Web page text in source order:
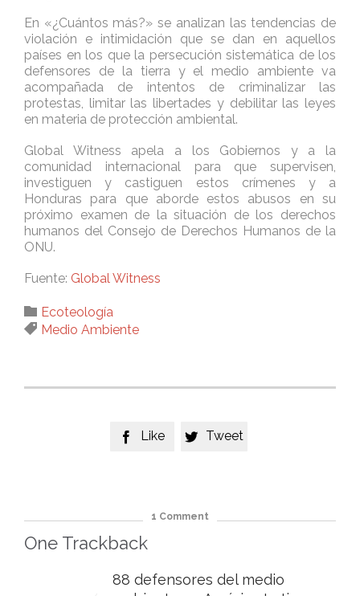
En «¿Cuántos más?» se analizan las tendencias de
violación e intimidación que se dan en aquellos
países en los que la persecución sistemática de los
defensores de la tierra y el medio ambiente va
acompañada de intentos de criminalizar las
protestas, limitar las libertades y debilitar las leyes
en materia de protección ambiental.
Global Witness apela a los Gobiernos y a la
comunidad internacional para que supervisen,
investiguen y castiguen estos crímenes y a
Honduras para que aborde estos abusos en su
próximo examen de la situación de los derechos
humanos del Consejo de Derechos Humanos de la
ONU.
Fuente: Global Witness
 Category
Ecoteología
 Tags
Medio Ambiente
 Like  Tweet
1 Comment
One Trackback
88 defensores del medio